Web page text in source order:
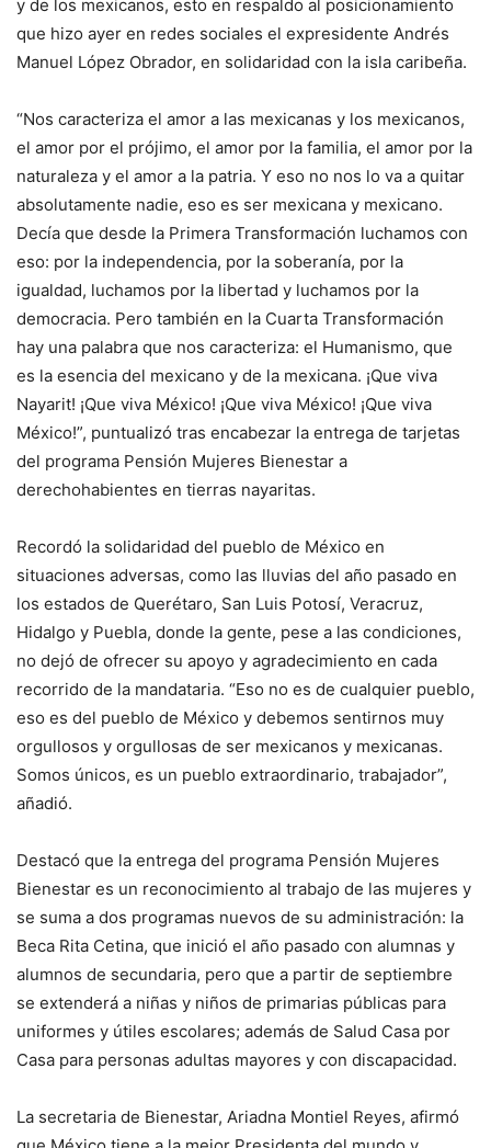
y de los mexicanos, esto en respaldo al posicionamiento
que hizo ayer en redes sociales el expresidente Andrés
Manuel López Obrador, en solidaridad con la isla caribeña.
“Nos caracteriza el amor a las mexicanas y los mexicanos,
el amor por el prójimo, el amor por la familia, el amor por la
naturaleza y el amor a la patria. Y eso no nos lo va a quitar
absolutamente nadie, eso es ser mexicana y mexicano.
Decía que desde la Primera Transformación luchamos con
eso: por la independencia, por la soberanía, por la
igualdad, luchamos por la libertad y luchamos por la
democracia. Pero también en la Cuarta Transformación
hay una palabra que nos caracteriza: el Humanismo, que
es la esencia del mexicano y de la mexicana. ¡Que viva
Nayarit! ¡Que viva México! ¡Que viva México! ¡Que viva
México!”, puntualizó tras encabezar la entrega de tarjetas
del programa Pensión Mujeres Bienestar a
derechohabientes en tierras nayaritas.
Recordó la solidaridad del pueblo de México en
situaciones adversas, como las lluvias del año pasado en
los estados de Querétaro, San Luis Potosí, Veracruz,
Hidalgo y Puebla, donde la gente, pese a las condiciones,
no dejó de ofrecer su apoyo y agradecimiento en cada
recorrido de la mandataria. “Eso no es de cualquier pueblo,
eso es del pueblo de México y debemos sentirnos muy
orgullosos y orgullosas de ser mexicanos y mexicanas.
Somos únicos, es un pueblo extraordinario, trabajador”,
añadió.
Destacó que la entrega del programa Pensión Mujeres
Bienestar es un reconocimiento al trabajo de las mujeres y
se suma a dos programas nuevos de su administración: la
Beca Rita Cetina, que inició el año pasado con alumnas y
alumnos de secundaria, pero que a partir de septiembre
se extenderá a niñas y niños de primarias públicas para
uniformes y útiles escolares; además de Salud Casa por
Casa para personas adultas mayores y con discapacidad.
La secretaria de Bienestar, Ariadna Montiel Reyes, afirmó